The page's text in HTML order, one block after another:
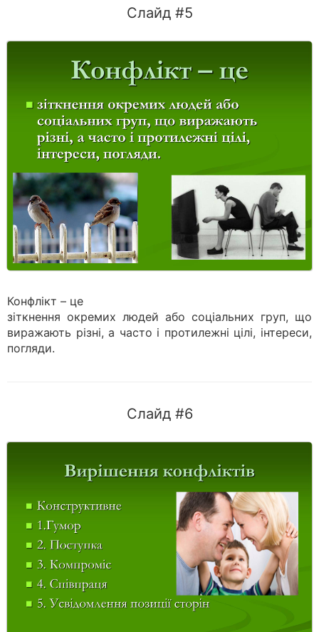
Слайд #5
Конфлікт – це
зіткнення окремих людей або соціальних груп, що
виражають різні, а часто і протилежні цілі, інтереси,
погляди.
Слайд #6